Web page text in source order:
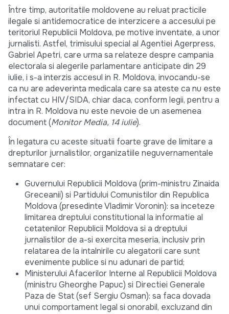
Între timp, autoritatile moldovene au reluat practicile
ilegale si antidemocratice de interzicere a accesului pe
teritoriul Republicii Moldova, pe motive inventate, a unor
jurnalisti. Astfel, trimisului special al Agentiei Agerpress,
Gabriel Apetri, care urma sa relateze despre campania
electorala si alegerile parlamentare anticipate din 29
iulie, i s-a interzis accesul in R. Moldova, invocandu-se
ca nu are adeverinta medicala care sa ateste ca nu este
infectat cu HIV/SIDA, chiar daca, conform legii, pentru a
intra in R. Moldova nu este nevoie de un asemenea
document (Monitor Media, 14 iulie).
În legatura cu aceste situatii foarte grave de limitare a
drepturilor jurnalistilor, organizatiile neguvernamentale
semnatare cer:
Guvernului Republicii Moldova (prim-ministru Zinaida
Greceanii) si Partidului Comunistilor din Republica
Moldova (presedinte Vladimir Voronin): sa inceteze
limitarea dreptului constitutional la informatie al
cetatenilor Republicii Moldova si a dreptului
jurnalistilor de a-si exercita meseria, inclusiv prin
relatarea de la intalnirile cu alegatorii care sunt
evenimente publice si nu adunari de partid;
Ministerului Afacerilor Interne al Republicii Moldova
(ministru Gheorghe Papuc) si Directiei Generale
Paza de Stat (sef Sergiu Osman): sa faca dovada
unui comportament legal si onorabil, excluzand din